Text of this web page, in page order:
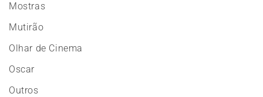
Mostras
Mutirão
Olhar de Cinema
Oscar
Outros